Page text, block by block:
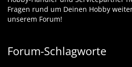
Fragen rund um Deinen Hobby
unserem Forum!
Forum-Schlagworte